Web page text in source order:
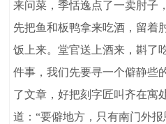
来问菜，季恬逸点了一卖肘子
先把鱼和板鸭拿来吃酒，留着
饭上来。堂官送上酒来，斟了
件事，我们先要寻一个僻静些
了文章，好把刻字匠叫齐在寓
道：“要僻地方，只有南门外